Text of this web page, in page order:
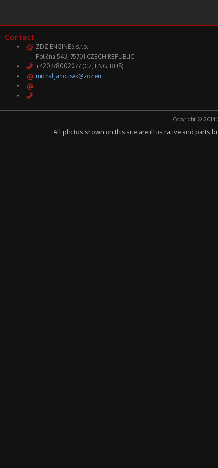
Contact
ZDZ ENGINES s.r.o.
Poličná 543, 75701 CZECH REPUBLIC
+420778002077 (CZ, ENG, RUS)
michal.janousek@zdz.eu
Copyright © 2014
All photos shown on this site are illustrative and parts